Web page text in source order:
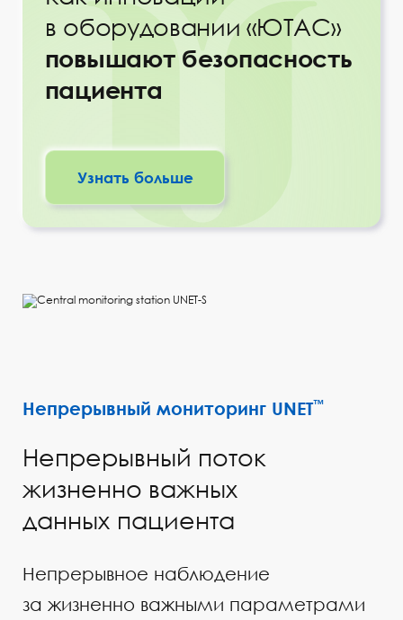
в оборудовании «ЮТАС»
повышают безопасность
пациента
Узнать больше
Непрерывный мониторинг UNET™
Непрерывный поток
жизненно важных
данных пациента
Непрерывное наблюдение
за жизненно важными параметрами